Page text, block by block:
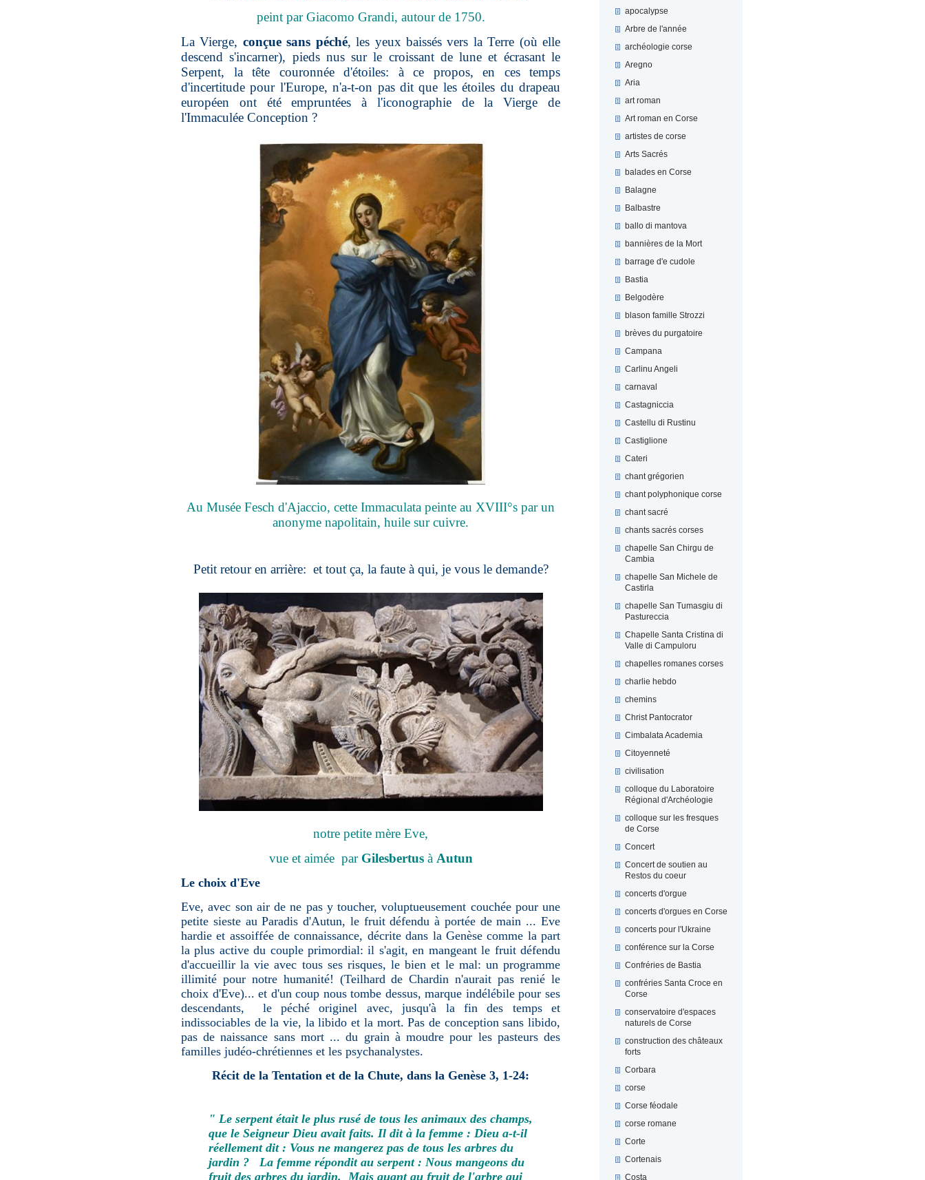
apocalypse
Arbre de l'année
archéologie corse
Aregno
Aria
art roman
Art roman en Corse
artistes de corse
Arts Sacrés
balades en Corse
Balagne
Balbastre
ballo di mantova
bannières de la Mort
barrage d'e cudole
Bastia
Belgodère
blason famille Strozzi
brèves du purgatoire
Campana
Carlinu Angeli
carnaval
Castagniccia
Castellu di Rustinu
Castiglione
Cateri
chant grégorien
chant polyphonique corse
chant sacré
chants sacrés corses
chapelle San Chirgu de
Cambia
chapelle San Michele de
Castirla
chapelle San Tumasgiu di
Pastureccia
Chapelle Santa Cristina di
Valle di Campuloru
chapelles romanes corses
charlie hebdo
chemins
Christ Pantocrator
Cimbalata Academia
Citoyenneté
civilisation
colloque du Laboratoire
Régional d'Archéologie
colloque sur les fresques
de Corse
Concert
Concert de soutien au
Restos du coeur
concerts d'orgue
concerts d'orgues en Corse
concerts pour l'Ukraine
conférence sur la Corse
Confréries de Bastia
confréries Santa Croce en
Corse
conservatoire d'espaces
naturels de Corse
construction des châteaux
forts
Corbara
corse
Corse féodale
corse romane
Corte
Cortenais
Costa
peint par Giacomo Grandi, autour de 1750.
La Vierge, conçue sans péché, les yeux baissés vers la Terre (où elle
descend s'incarner), pieds nus sur le croissant de lune et écrasant le
Serpent, la tête couronnée d'étoiles: à ce propos, en ces temps
d'incertitude pour l'Europe, n'a-t-on pas dit que les étoiles du drapeau
européen ont été empruntées à l'iconographie de la Vierge de
l'Immaculée Conception ?
Au Musée Fesch d'Ajaccio, cette Immaculata peinte au XVIII°s par un
anonyme napolitain, huile sur cuivre.
Petit retour en arrière: et tout ça, la faute à qui, je vous le demande?
notre petite mère Eve,
vue et aimée par Gilesbertusà Autun
Le choix d'Eve
Eve, avec son air de ne pas y toucher, voluptueusement couchée pour une
petite sieste au Paradis d'Autun, le fruit défendu à portée de main ... Eve
hardie et assoiffée de connaissance, décrite dans la Genèse comme la part
la plus active du couple primordial: il s'agit, en mangeant le fruit défendu
d'accueillir la vie avec tous ses risques, le bien et le mal: un programme
illimité pour notre humanité! (Teilhard de Chardin n'aurait pas renié le
choix d'Eve)... et d'un coup nous tombe dessus, marque indélébile pour ses
descendants, le péché originel avec, jusqu'à la fin des temps et
indissociables de la vie, la libido et la mort. Pas de conception sans libido,
pas de naissance sans mort ... du grain à moudre pour les pasteurs des
familles judéo-chrétiennes et les psychanalystes.
Récit de la Tentation et de la Chute, dans la Genèse 3, 1-24:
" Le serpent était le plus rusé de tous les animaux des champs,
que le Seigneur Dieu avait faits. Il dit à la femme : Dieu a-t-il
réellement dit : Vous ne mangerez pas de tous les arbres du
jardin ? La femme répondit au serpent : Nous mangeons du
fruit des arbres du jardin. Mais quant au fruit de l'arbre qui